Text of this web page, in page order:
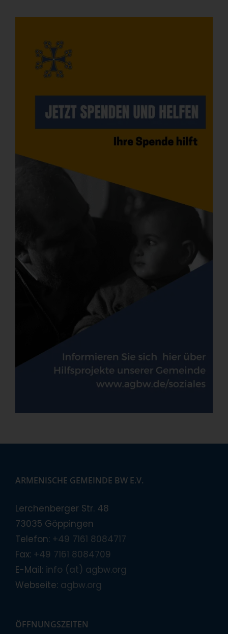
ARMENISCHE GEMEINDE BW E.V.
Lerchenberger Str. 48
73035 Göppingen
Telefon: +49 7161 8084717
Fax: +49 7161 8084709
E-Mail: info (at) agbw.org
Webseite: agbw.org
ÖFFNUNGSZEITEN